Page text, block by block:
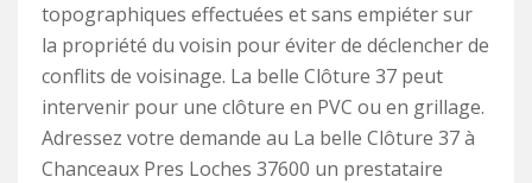
topographiques effectuées et sans empiéter sur
la propriété du voisin pour éviter de déclencher de
conflits de voisinage. La belle Clôture 37 peut
intervenir pour une clôture en PVC ou en grillage.
Adressez votre demande au La belle Clôture 37 à
Chanceaux Pres Loches 37600 un prestataire